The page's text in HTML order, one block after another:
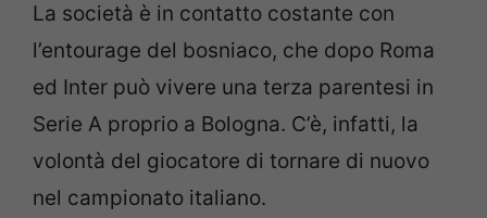
La società è in contatto costante con
l’entourage del bosniaco, che dopo Roma
ed Inter può vivere una terza parentesi in
Serie A proprio a Bologna. C’è, infatti, la
volontà del giocatore di tornare di nuovo
nel campionato italiano.